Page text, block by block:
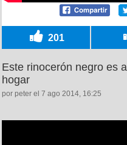
201
Este rinocerón negro es
hogar
por peter el 7 ago 2014, 16:25